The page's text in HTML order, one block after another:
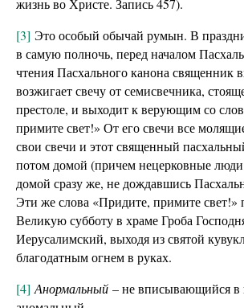
жизнь во Христе. Запись 457).
[3] Это особый обычай румын. В
в самую полночь, перед началом
чтения Пасхального канона священник
возжигает свечу от семисвечника,
престоле, и выходит к верующим со
примите свет!» От его свечи все
свои свечи и этот священный
потом домой (причем нецерковные люди
домой сразу же, не дождавшись
Эти же слова «Придите, примите свет!»
Великую субботу в храме Гроба
Иерусалимский, выходя из святой
благодатным огнем в руках.
[4] Анормальный – не вписывающийся в